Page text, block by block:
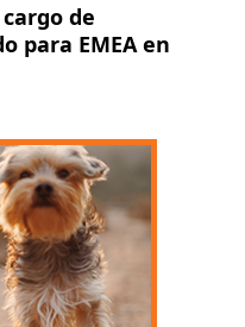
de
para EMEA en